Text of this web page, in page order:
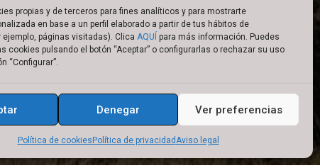
propias y de terceros para fines analíticos y para mostrarte
en base a un perfil elaborado a partir de tus hábitos de
ejemplo, páginas visitadas). Clica AQUÍ para más información. Puedes
cookies pulsando el botón “Aceptar” o configurarlas o rechazar su uso
“Configurar”.
Denegar Ver preferencias
Política de cookies Política de privacidadAviso legal